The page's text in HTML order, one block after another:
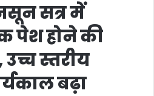
सत्र में
पेश होने की
स्तरीय
बढ़ा